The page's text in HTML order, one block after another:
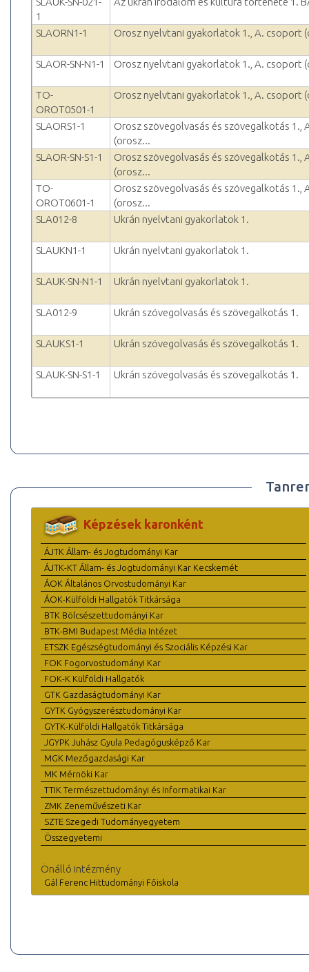
1
SLAORN1-1 Orosz nyelvtani gyakorlatok 1., A. csoport
SLAOR-SN-N1-1 Orosz nyelvtani gyakorlatok 1., A. csoport
TO-
OROT0501-1
Orosz nyelvtani gyakorlatok 1., A. csoport
SLAORS1-1
Orosz szövegolvasás és szövegalkotás 1.,
(orosz...
SLAOR-SN-S1-1
Orosz szövegolvasás és szövegalkotás 1.,
(orosz...
TO-
OROT0601-1
Orosz szövegolvasás és szövegalkotás 1.,
(orosz...
SLA012-8
Ukrán nyelvtani gyakorlatok 1.
SLAUKN1-1 Ukrán nyelvtani gyakorlatok 1.
SLAUK-SN-N1-1 Ukrán nyelvtani gyakorlatok 1.
SLA012-9 Ukrán szövegolvasás és szövegalkotás 1.
SLAUKS1-1 Ukrán szövegolvasás és szövegalkotás 1.
SLAUK-SN-S1-1 Ukrán szövegolvasás és szövegalkotás 1.
Képzések karonként
ÁJTK Állam- és Jogtudományi Kar
ÁJTK-KT Állam- és Jogtudományi Kar Kecskemét
ÁOK Általános Orvostudományi Kar
ÁOK-Külföldi Hallgatók Titkársága
BTK Bölcsészettudományi Kar
BTK-BMI Budapest Média Intézet
ETSZK Egészségtudományi és Szociális Képzési Kar
FOK Fogorvostudományi Kar
FOK-K Külföldi Hallgatók
GTK Gazdaságtudományi Kar
GYTK Gyógyszerésztudományi Kar
GYTK-Külföldi Hallgatók Titkársága
JGYPK Juhász Gyula Pedagógusképző Kar
MGK Mezőgazdasági Kar
MK Mérnöki Kar
TTIK Természettudományi és Informatikai Kar
ZMK Zeneművészeti Kar
SZTE Szegedi Tudományegyetem
Összegyetemi
Önálló intézmény
Gál Ferenc Hittudományi Főiskola